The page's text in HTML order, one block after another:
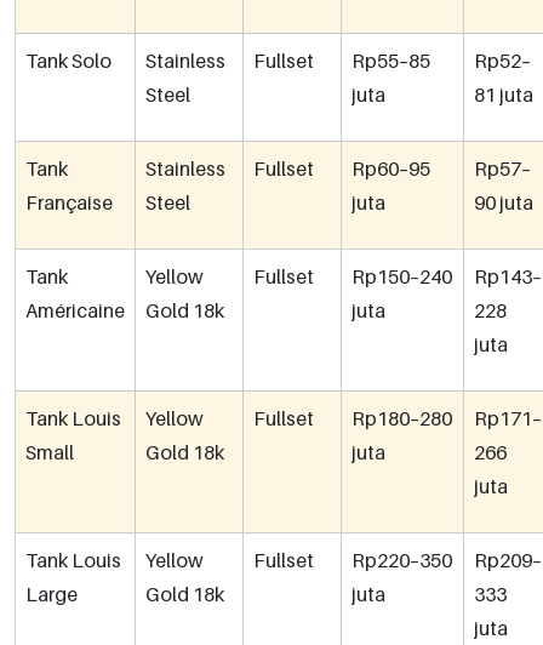
Tank Solo
Stainless
Steel
Fullset
Rp55–85
juta
Rp52–
81 juta
Tank
Française
Stainless
Steel
Fullset
Rp60–95
juta
Rp57–
90 juta
Tank
Américaine
Yellow
Gold 18k
Fullset
Rp150–240
juta
Rp143–
228
juta
Tank Louis
Small
Yellow
Gold 18k
Fullset
Rp180–280
juta
Rp171–
266
juta
Tank Louis
Large
Yellow
Gold 18k
Fullset
Rp220–350
juta
Rp209–
333
juta